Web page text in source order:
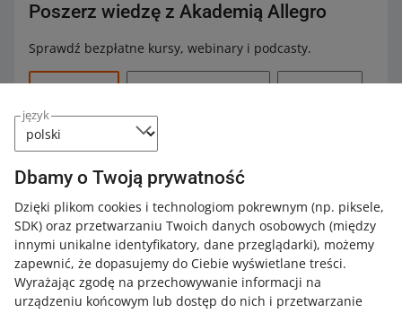
język
Dbamy o Twoją prywatność
Dzięki plikom cookies i technologiom pokrewnym (np. piksele,
SDK) oraz przetwarzaniu Twoich danych osobowych (między
innymi unikalne identyfikatory, dane przeglądarki), możemy
zapewnić, że dopasujemy do Ciebie wyświetlane treści.
Wyrażając zgodę na przechowywanie informacji na
urządzeniu końcowym lub dostęp do nich i przetwarzanie
Poszerz wiedzę z Akademią Allegro
Sprawdź bezpłatne kursy, webinary i podcasty.
Wszystkie (6) Szybkie wskazówki (2) Podcasty (3)
Webinary
SZYBKA WSKAZÓWKA
Zasady tworzenia miniaturek na Allegro
(Q&A)
SZYBKA WSKAZÓWKA 5 MIN
Zapytaj eksperta Allegro: Produkty o